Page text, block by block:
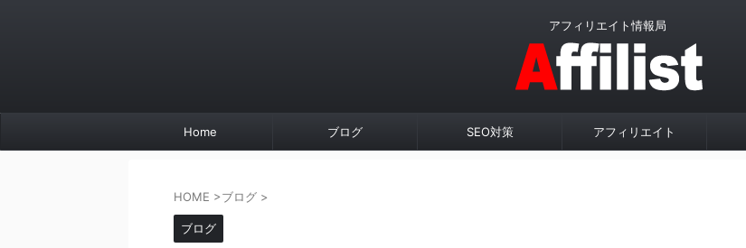
アフィリエイト情報局
Home ブログ SEO対策 アフィリエイト
HOME >ブログ >
ブログ